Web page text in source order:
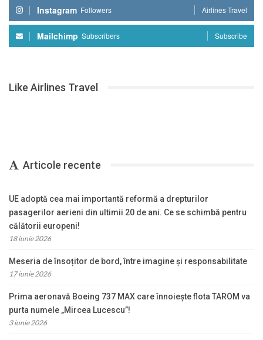
Instagram Followers Airlines Travel
Mailchimp Subscribers Subscribe
Like Airlines Travel
Articole recente
UE adoptă cea mai importantă reformă a drepturilor
pasagerilor aerieni din ultimii 20 de ani. Ce se schimbă pentru
călătorii europeni!
18 iunie 2026
Meseria de însoțitor de bord, între imagine și responsabilitate
17 iunie 2026
Prima aeronavă Boeing 737 MAX care înnoiește flota TAROM va
purta numele „Mircea Lucescu”!
3 iunie 2026